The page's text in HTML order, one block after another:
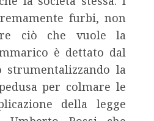
furbi, non
ciò che vuole la
è dettato dal
strumentalizzando la
per colmare le
della legge